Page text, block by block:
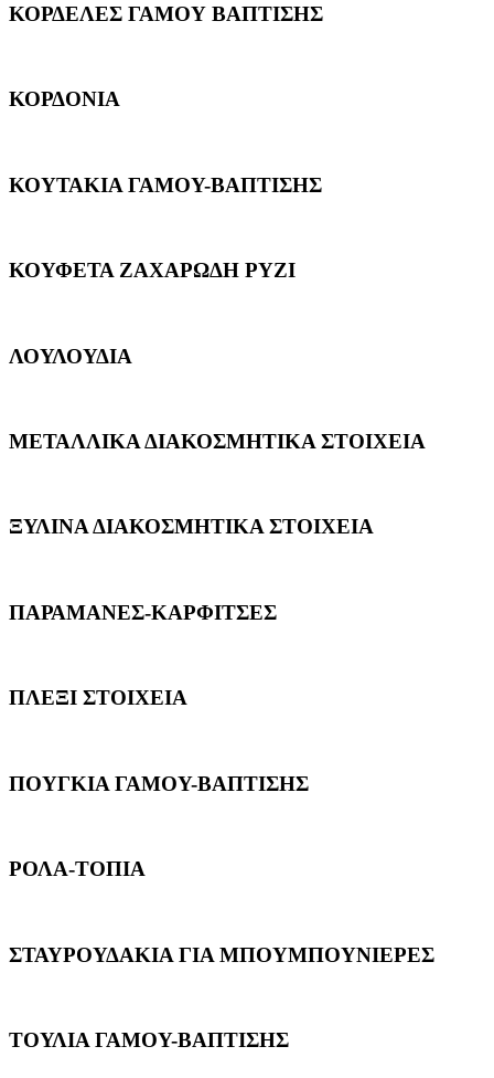
ΚΟΡΔΕΛΕΣ ΓΑΜΟΥ ΒΑΠΤΙΣΗΣ
ΚΟΡΔΟΝΙΑ
ΚΟΥΤΑΚΙΑ ΓΑΜΟΥ-ΒΑΠΤΙΣΗΣ
ΚΟΥΦΕΤΑ ΖΑΧΑΡΩΔΗ ΡΥΖΙ
ΛΟΥΛΟΥΔΙΑ
ΜΕΤΑΛΛΙΚΑ ΔΙΑΚΟΣΜΗΤΙΚΑ ΣΤΟΙΧΕΙΑ
ΞΥΛΙΝΑ ΔΙΑΚΟΣΜΗΤΙΚΑ ΣΤΟΙΧΕΙΑ
ΠΑΡΑΜΑΝΕΣ-ΚΑΡΦΙΤΣΕΣ
ΠΛΕΞΙ ΣΤΟΙΧΕΙΑ
ΠΟΥΓΚΙΑ ΓΑΜΟΥ-ΒΑΠΤΙΣΗΣ
ΡΟΛΑ-ΤΟΠΙΑ
ΣΤΑΥΡΟΥΔΑΚΙΑ ΓΙΑ ΜΠΟΥΜΠΟΥΝΙΕΡΕΣ
ΤΟΥΛΙΑ ΓΑΜΟΥ-ΒΑΠΤΙΣΗΣ